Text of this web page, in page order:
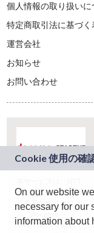
個人情報の取り扱いに
特定商取引法に基づく
運営会社
お知らせ
お問い合わせ
ドコモグループの新
規事業創出プログラ
ム「docomo
STARTUP」を通じて
On our website
necessary for our
information about